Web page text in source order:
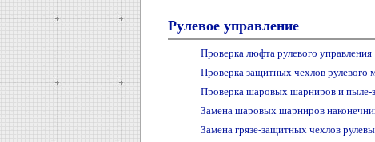
Рулевое управление
Проверка люфта рулевого управления
Проверка защитных чехлов рулевого
Проверка шаровых шарниров и пыле-
Замена шаровых шарниров
Замена грязе-защитных чехлов